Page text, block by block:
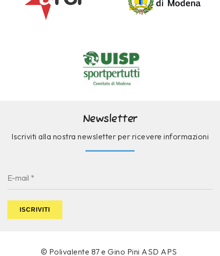
Newsletter
Iscriviti alla nostra newsletter per ricevere informazioni
ISCRIVITI
© Polivalente 87 e Gino Pini ASD APS